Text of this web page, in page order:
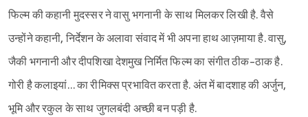
फिल्म की कहानी मुदस्सर ने वासु भगनानी के साथ मिलकर लिखी है. वैसे
उन्होंने कहानी, निर्देशन के अलावा संवाद में भी अपना हाथ आज़माया है. वासु,
जैकी भगनानी और दीपशिखा देशमुख निर्मित फिल्म का संगीत ठीक-ठाक है.
गोरी है कलाइयां… का रीमिक्स प्रभावित करता है. अंत में बादशाह की अर्जुन,
भूमि और रकुल के साथ जुगलबंदी अच्छी बन पड़ी है.